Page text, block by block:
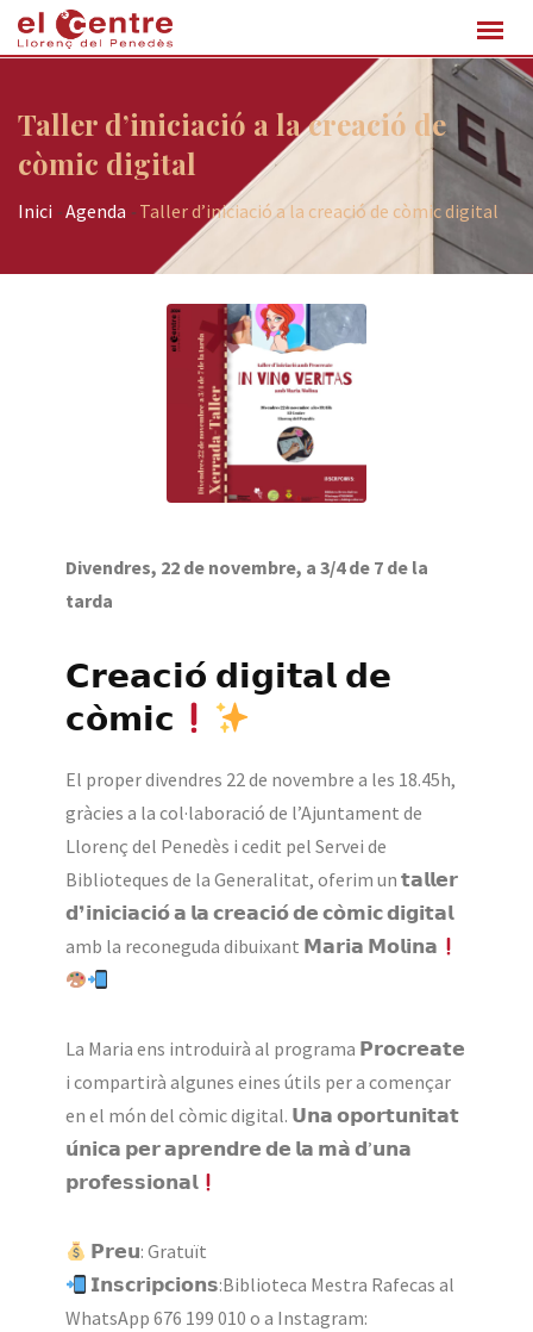
Taller d’iniciació a la creació de
còmic digital
Inici -Agenda - Taller d’iniciació a la creació de còmic digital
Divendres, 22 de novembre, a 3/4 de 7 de la
tarda
𝗖𝗿𝗲𝗮𝗰𝗶𝗼́ 𝗱𝗶𝗴𝗶𝘁𝗮𝗹 𝗱𝗲
𝗰𝗼̀𝗺𝗶𝗰
El proper divendres 22 de novembre a les 18.45h,
gràcies a la col·laboració de l’Ajuntament de
Llorenç del Penedès i cedit pel Servei de
Biblioteques de la Generalitat, oferim un 𝘁𝗮𝗹𝗹𝗲𝗿
𝗱❜𝗶𝗻𝗶𝗰𝗶𝗮𝗰𝗶𝗼́ 𝗮 𝗹𝗮 𝗰𝗿𝗲𝗮𝗰𝗶𝗼́ 𝗱𝗲 𝗰𝗼̀𝗺𝗶𝗰 𝗱𝗶𝗴𝗶𝘁𝗮𝗹
amb la reconeguda dibuixant 𝗠𝗮𝗿𝗶𝗮 𝗠𝗼𝗹𝗶𝗻𝗮
La Maria ens introduirà al programa 𝗣𝗿𝗼𝗰𝗿𝗲𝗮𝘁𝗲
i compartirà algunes eines útils per a començar
en el món del còmic digital. 𝗨𝗻𝗮 𝗼𝗽𝗼𝗿𝘁𝘂𝗻𝗶𝘁𝗮𝘁
𝘂́𝗻𝗶𝗰𝗮 𝗽𝗲𝗿 𝗮𝗽𝗿𝗲𝗻𝗱𝗿𝗲 𝗱𝗲 𝗹𝗮 𝗺𝗮̀ 𝗱’𝘂𝗻𝗮
𝗽𝗿𝗼𝗳𝗲𝘀𝘀𝗶𝗼𝗻𝗮𝗹
𝗣𝗿𝗲𝘂: Gratuït
𝗜𝗻𝘀𝗰𝗿𝗶𝗽𝗰𝗶𝗼𝗻𝘀:Biblioteca Mestra Rafecas al
WhatsApp 676 199 010 o a Instagram: